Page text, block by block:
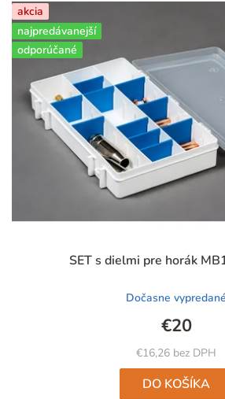
akcia
najpredávanejší
odporúčané
SET s dielmi pre horák
je
4,9
z
5
Dočasne vypredané
€16,26 bez DPH
€20
DO KOŠÍKA